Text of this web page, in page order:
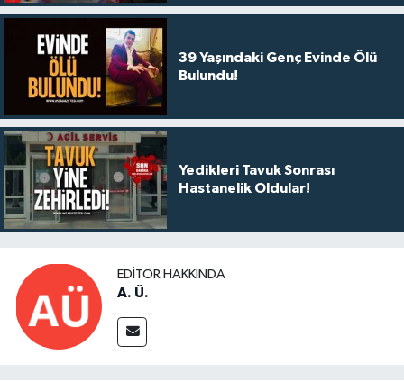
39 Yaşındaki Genç Evinde Ölü
Bulundu!
Yedikleri Tavuk Sonrası
Hastanelik Oldular!
EDITÖR HAKKINDA
A. Ü.